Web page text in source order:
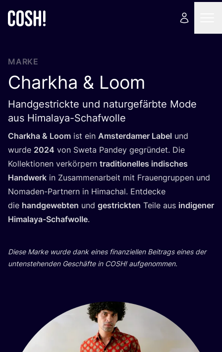
MARKE
Charkha & Loom
Handgestrickte und naturgefärbte Mode
aus Himalaya-Schafwolle
Chark­ha & Loom ist ein Ams­ter­da­mer Label und
wur­de 2024 von Swe­ta Pan­dey gegrün­det. Die
Kol­lek­tio­nen ver­kör­pern tra­di­tio­nel­les indi­sches
Hand­werk in Zusam­men­ar­beit mit Frau­en­grup­pen und
Noma­den-Part­nern in Himachal. Ent­de­cke
die hand­ge­web­ten und gestrick­ten Tei­le aus indi­ge­ner
Hima­la­ya-Schaf­wol­le.
Die­se Mar­ke wur­de dank eines finan­zi­el­len Bei­trags eines der
unten­ste­hen­den Geschäf­te in COSH! aufgenommen.